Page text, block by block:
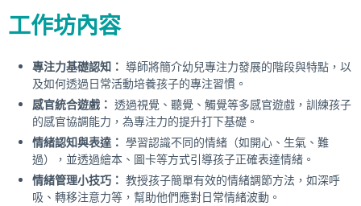
工作坊內容
專注力基礎認知： 導師將簡介幼兒專注力發展的階段與特點，以
及如何透過日常活動培養孩子的專注習慣。
感官統合遊戲： 透過視覺、聽覺、觸覺等多感官遊戲，訓練孩子
的感官協調能力，為專注力的提升打下基礎。
情緒認知與表達： 學習認識不同的情緒（如開心、生氣、難
過），並透過繪本、圖卡等方式引導孩子正確表達情緒。
情緒管理小技巧： 教授孩子簡單有效的情緒調節方法，如深呼
吸、轉移注意力等，幫助他們應對日常情緒波動。